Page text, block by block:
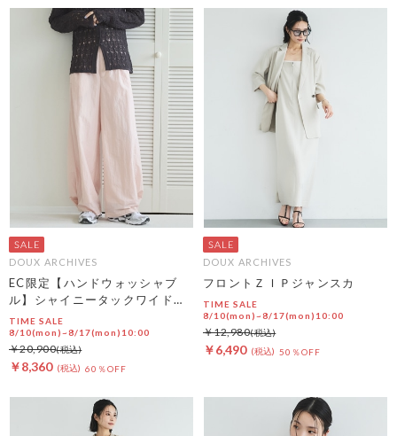
DOUX ARCHIVES
EC限定【ハンドウォッシャブ
ル】シャイニータックワイドパ
ンツ
TIME SALE
8/10(mon)~8/17(mon)10:00
￥8,360 60％OFF
￥20,900
DOUX ARCHIVES
フロントＺＩＰジャンスカ
TIME SALE
8/10(mon)~8/17(mon)10:00
￥6,490 50％OFF
￥12,980